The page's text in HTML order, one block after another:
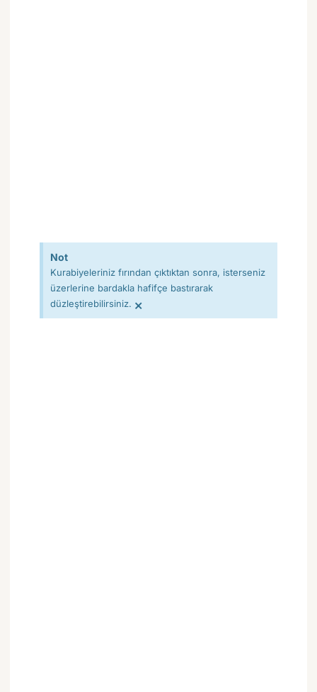
Not
Kurabiyeleriniz fırından çıktıktan sonra, isterseniz
üzerlerine bardakla hafifçe bastırarak
düzleştirebilirsiniz. ×